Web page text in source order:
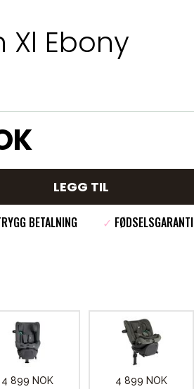
Xl Ebony
LEGG TIL
BETALNING ✓ FØDSELSGARANTI
4 899 NOK 4 899 NOK